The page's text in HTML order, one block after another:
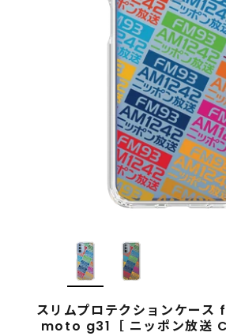
スリムプロテクションケー
moto g31［ ニッポン放送